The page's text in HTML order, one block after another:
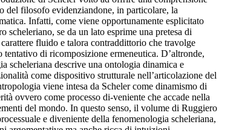
del filosofo evidenziandone, in particolare, la
Infatti, come viene opportunamente esplicitato
scheleriano, se da un lato esprime una pretesa di
fluido e talora contraddittorio che travolge
tentativo di ricomposizione ermeneutica. D’altronde,
scheleriana descrive una ontologia dinamica e
come dispositivo strutturale nell’articolazione del
viene intesa da Scheler come dinamismo di
ovvero come processo di-veniente che accade nella
del mondo. In questo senso, il volume di Ruggiero
e diveniente della fenomenologia scheleriana,